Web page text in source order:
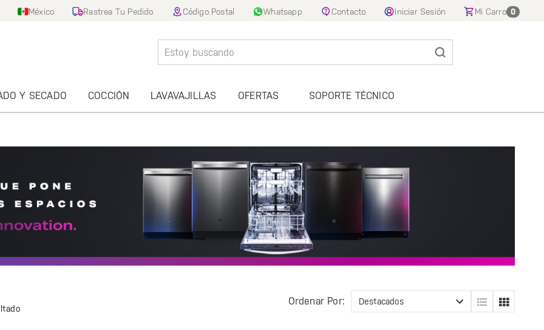
México Rastrea Tu Pedido Código Postal Whatsapp Contacto Iniciar Sesión Mi Carro 0
Y SECADO COCCIÓN LAVAVAJILLAS OFERTAS SOPORTE TÉCNICO
Ordenar Por: